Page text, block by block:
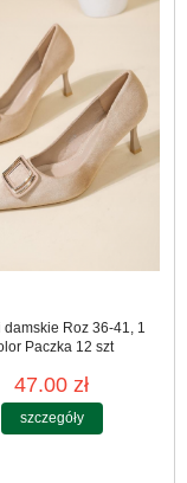
damskie Roz 36-41, 1
Paczka 12 szt
47.00 zł
szczegóły